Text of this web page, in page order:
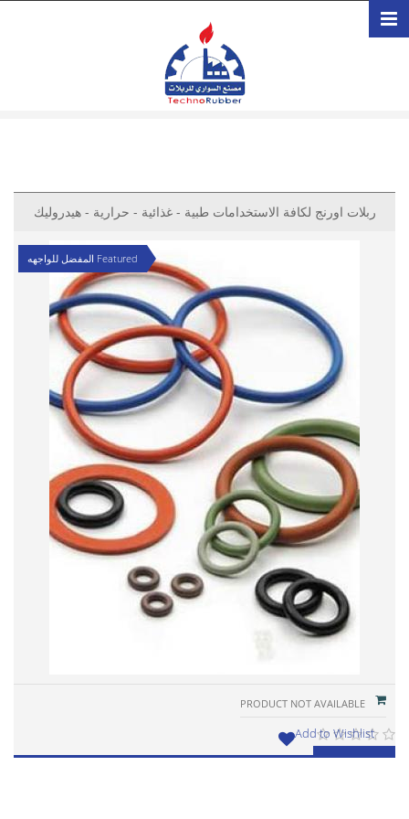
تجاوز إلى المحتوى الرئيسي
ربلات اورنج لكافة الاستخدامات طبية - غذائية - حرارية - هيدروليك
Featured المفضل للواجهه
Add to Wishlist